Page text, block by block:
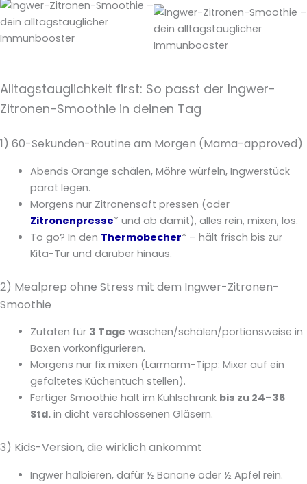
Alltagstauglichkeit first: So passt der Ingwer-
Zitronen-Smoothie in deinen Tag
1) 60-Sekunden-Routine am Morgen (Mama-approved)
Abends Orange schälen, Möhre würfeln, Ingwerstück
parat legen.
Morgens nur Zitronensaft pressen (oder
Zitronenpresse* und ab damit), alles rein, mixen, los.
To go? In den Thermobecher* – hält frisch bis zur
Kita-Tür und darüber hinaus.
2) Mealprep ohne Stress mit dem Ingwer-Zitronen-
Smoothie
Zutaten für 3 Tage waschen/schälen/portionsweise in
Boxen vorkonfigurieren.
Morgens nur fix mixen (Lärmarm-Tipp: Mixer auf ein
gefaltetes Küchentuch stellen).
Fertiger Smoothie hält im Kühlschrank bis zu 24–36
Std.in dicht verschlossenen Gläsern.
3) Kids-Version, die wirklich ankommt
Ingwer halbieren, dafür ½ Banane oder ½ Apfel rein.